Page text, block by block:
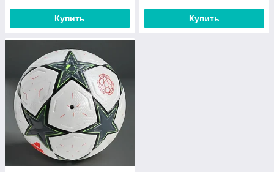
Купить Купить